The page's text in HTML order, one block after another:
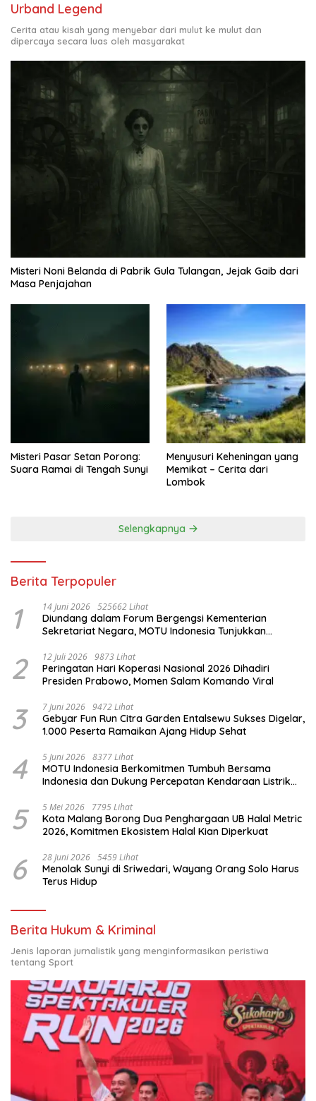
Urband Legend
Cerita atau kisah yang menyebar dari mulut ke mulut dan
dipercaya secara luas oleh masyarakat
Misteri Noni Belanda di Pabrik Gula Tulangan, Jejak Gaib dari
Masa Penjajahan
Misteri Pasar Setan Porong:
Suara Ramai di Tengah Sunyi
Menyusuri Keheningan yang
Memikat – Cerita dari
Lombok
Selengkapnya
Berita Terpopuler
1 14 Juni 2026 525662 Lihat
Diundang dalam Forum Bergengsi Kementerian
Sekretariat Negara, MOTU Indonesia Tunjukkan
2 12 Juli 2026 9873 Lihat
Peringatan Hari Koperasi Nasional 2026 Dihadiri
Presiden Prabowo, Momen Salam Komando Viral
3 7 Juni 2026 9472 Lihat
Gebyar Fun Run Citra Garden Entalsewu Sukses Digelar,
1.000 Peserta Ramaikan Ajang Hidup Sehat
4 5 Juni 2026 8377 Lihat
MOTU Indonesia Berkomitmen Tumbuh Bersama
Indonesia dan Dukung Percepatan Kendaraan Listrik
5 5 Mei 2026 7795 Lihat
Kota Malang Borong Dua Penghargaan UB Halal Metric
2026, Komitmen Ekosistem Halal Kian Diperkuat
6 28 Juni 2026 5459 Lihat
Menolak Sunyi di Sriwedari, Wayang Orang Solo Harus
Terus Hidup
Berita Hukum & Kriminal
Jenis laporan jurnalistik yang menginformasikan peristiwa
tentang Sport